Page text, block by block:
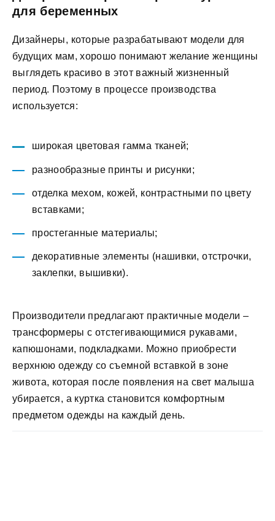
для беременных
Дизайнеры, которые разрабатывают модели для
будущих мам, хорошо понимают желание женщины
выглядеть красиво в этот важный жизненный
период. Поэтому в процессе производства
используется:
широкая цветовая гамма тканей;
разнообразные принты и рисунки;
отделка мехом, кожей, контрастными по цвету
вставками;
простеганные материалы;
декоративные элементы (нашивки, отстрочки,
заклепки, вышивки).
Производители предлагают практичные модели –
трансформеры с отстегивающимися рукавами,
капюшонами, подкладками. Можно приобрести
верхнюю одежду со съемной вставкой в зоне
живота, которая после появления на свет малыша
убирается, а куртка становится комфортным
предметом одежды на каждый день.